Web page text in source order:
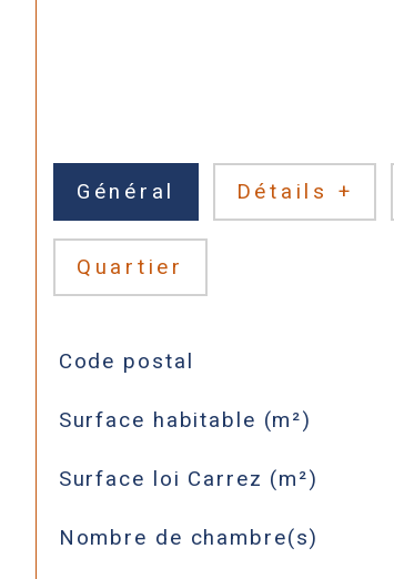
Général Détails +
Quartier
TRAD_SIROCCO_Caracteristique
Code postal
Surface habitable (m²)
Surface loi Carrez (m²)
Nombre de chambre(s)